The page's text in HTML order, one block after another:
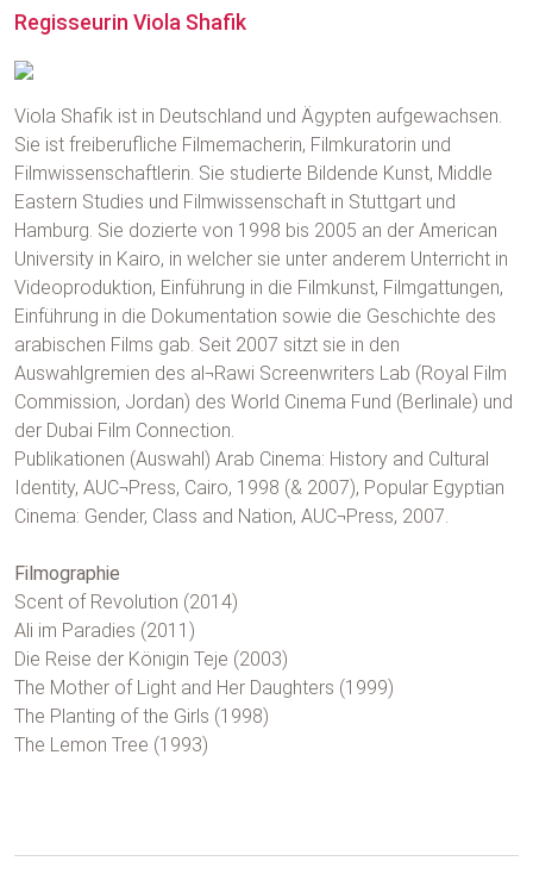
Regisseurin Viola Shafik
Viola Shafik ist in Deutschland und Ägypten aufgewachsen.
Sie ist freiberufliche Filmemacherin, Filmkuratorin und
Filmwissenschaftlerin. Sie studierte Bildende Kunst, Middle
Eastern Studies und Filmwissenschaft in Stuttgart und
Hamburg. Sie dozierte von 1998 bis 2005 an der American
University in Kairo, in welcher sie unter anderem Unterricht in
Videoproduktion, Einführung in die Filmkunst, Filmgattungen,
Einführung in die Dokumentation sowie die Geschichte des
arabischen Films gab. Seit 2007 sitzt sie in den
Auswahlgremien des al¬Rawi Screenwriters Lab (Royal Film
Commission, Jordan) des World Cinema Fund (Berlinale) und
der Dubai Film Connection.
Publikationen (Auswahl) Arab Cinema: History and Cultural
Identity, AUC¬Press, Cairo, 1998 (& 2007), Popular Egyptian
Cinema: Gender, Class and Nation, AUC¬Press, 2007.
Filmographie
Scent of Revolution (2014)
Ali im Paradies (2011)
Die Reise der Königin Teje (2003)
The Mother of Light and Her Daughters (1999)
The Planting of the Girls (1998)
The Lemon Tree (1993)